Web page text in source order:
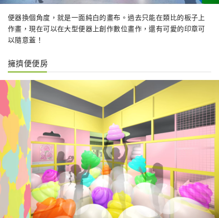
便器換個角度，就是一面純白的畫布。過去只能在類比的板子上
作畫，現在可以在大型便器上創作數位畫作，還有可愛的印章可
以隨意蓋！
擁擠便便房